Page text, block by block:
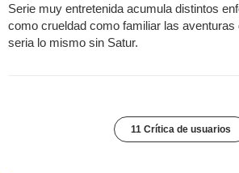
Serie muy entretenida acumula distintos
como crueldad como familiar las aventuras
seria lo mismo sin Satur.
11 Crítica de usuarios